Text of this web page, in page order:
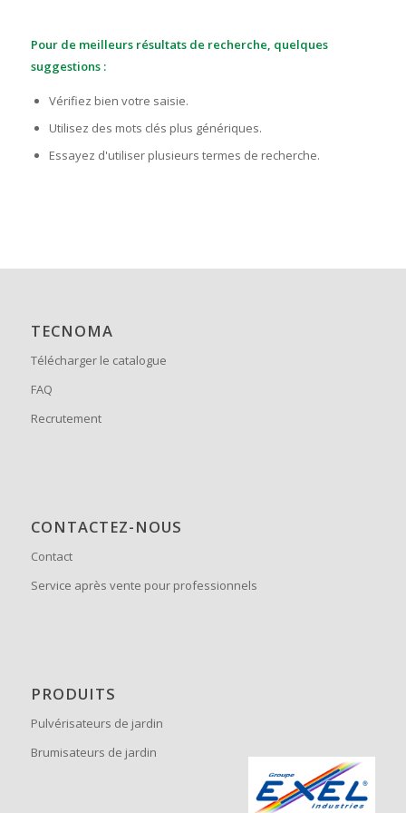
Pour de meilleurs résultats de recherche, quelques
suggestions :
Vérifiez bien votre saisie.
Utilisez des mots clés plus génériques.
Essayez d'utiliser plusieurs termes de recherche.
TECNOMA
Télécharger le catalogue
FAQ
Recrutement
CONTACTEZ-NOUS
Contact
Service après vente pour professionnels
PRODUITS
Pulvérisateurs de jardin
Brumisateurs de jardin